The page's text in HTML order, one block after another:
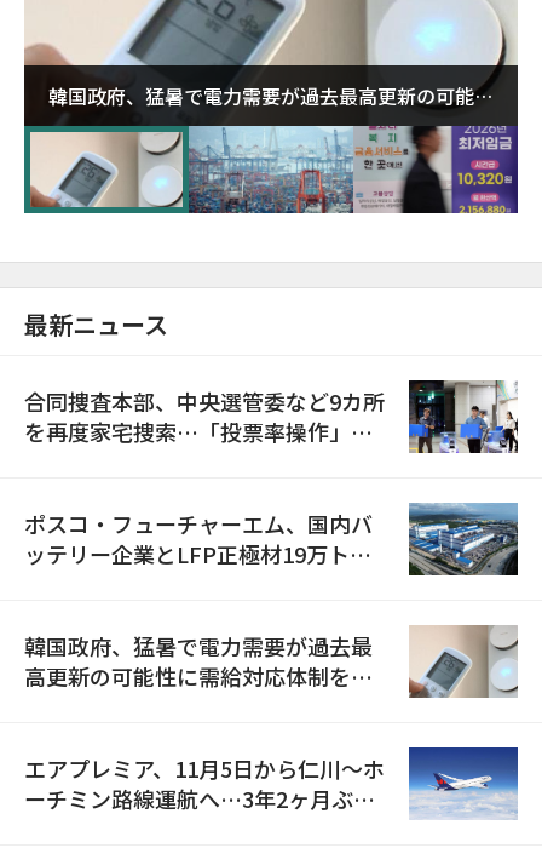
韓国政府、猛暑で電力需要が過去最高更新の可能性
に需給対応体制を点検
最新ニュース
合同捜査本部、中央選管委など9カ所
を再度家宅捜索…「投票率操作」の
ポスコ・フューチャーエム、国内バ
ッテリー企業とLFP正極材19万トン
韓国政府、猛暑で電力需要が過去最
高更新の可能性に需給対応体制を点
エアプレミア、11月5日から仁川〜ホ
ーチミン路線運航へ…3年2ヶ月ぶり